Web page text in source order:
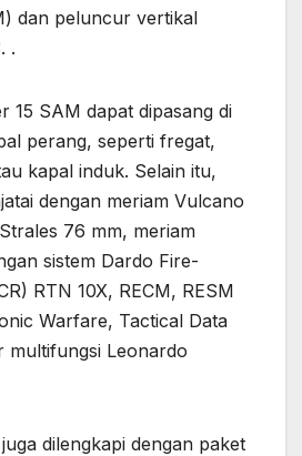
dan peluncur vertikal
.
15 SAM dapat dipasang di
perang, seperti fregat,
kapal induk. Selain itu,
dengan meriam Vulcano
76 mm, meriam
sistem Dardo Fire-
RTN 10X, RECM, RESM
Warfare, Tactical Data
multifungsi Leonardo
dilengkapi dengan paket